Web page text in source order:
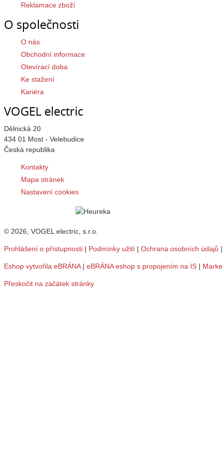
Reklamace zboží
O společnosti
O nás
Obchodní informace
Otevírací doba
Ke stažení
Kariéra
VOGEL electric
Dělnická 20
434 01 Most - Velebudice
Česká republika
Kontakty
Mapa stránek
Nastavení cookies
© 2026, VOGEL electric, s.r.o.
Prohlášení o přístupnosti | Podmínky užití | Ochrana osobních údajů
Eshop vytvořila eBRÁNA| eBRÁNA eshop s propojením na IS |
Přeskočit na začátek stránky